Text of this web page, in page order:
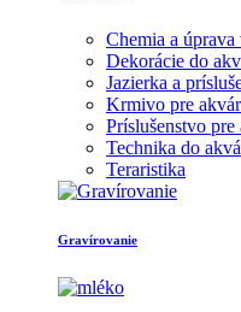
Chemia a
Dekorácie do
Jazierka a
Krmivo pre
Príslušenstvo pre
Technika do
Teraristika
Gravírovanie